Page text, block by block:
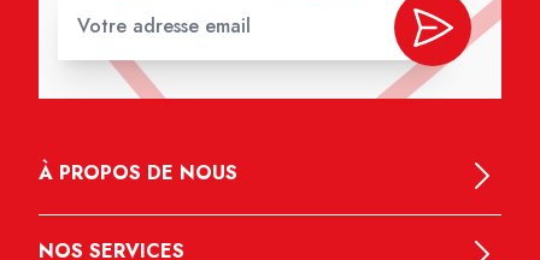
À PROPOS DE NOUS
NOS SERVICES